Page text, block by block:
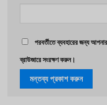
পরবর্তীতে ব্যবহারের জন্য
ব্রাউজারে সংরক্ষণ করুন।